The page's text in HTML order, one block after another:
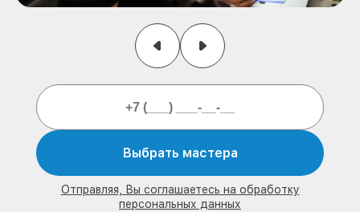
Выбрать мастера
Отправляя, Вы соглашаетесь на обработку
персональных данных